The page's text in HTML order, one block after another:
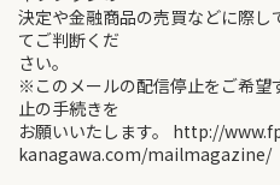
決定や金融商品の売買などに際
てご判断くだ
さい。
※このメールの配信停止をご希望
止の手続きを
お願いいたします。 http://
kanagawa.com/mailmagazine/